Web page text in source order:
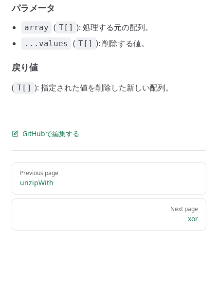
パラメータ
array ( T[] ): 処理する元の配列。
...values ( T[] ): 削除する値。
戻り値
( T[] ): 指定された値を削除した新しい配列。
GitHubで編集する
Pager
Previous page
unzipWith
Next page
xor